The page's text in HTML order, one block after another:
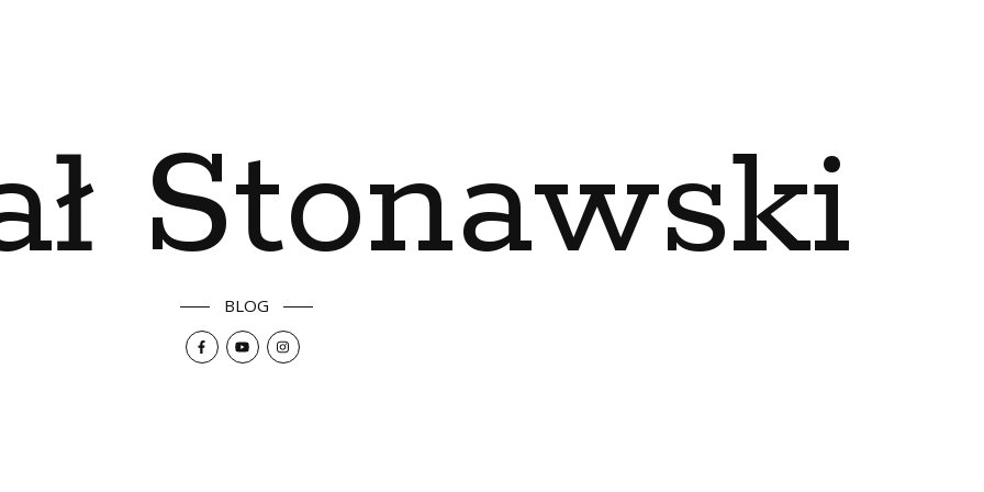
Stonawski
BLOG